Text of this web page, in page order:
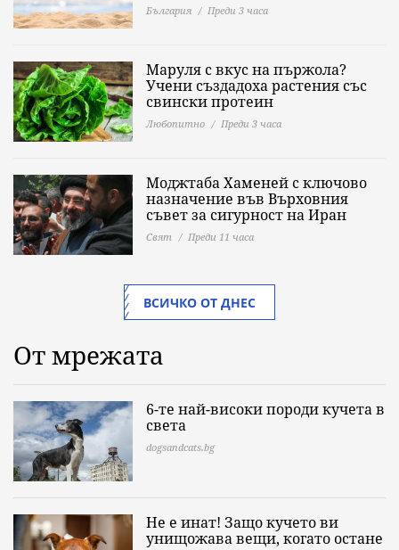
България Преди 3 часа
Маруля с вкус на пържола?
Учени създадоха растения със
свински протеин
Любопитно Преди 3 часа
Моджтаба Хаменей с ключово
назначение във Върховния
съвет за сигурност на Иран
Свят Преди 11 часа
ВСИЧКО ОТ ДНЕС
От мрежата
6-те най-високи породи кучета в
света
dogsandcats.bg
Не е инат! Защо кучето ви
унищожава вещи, когато остане